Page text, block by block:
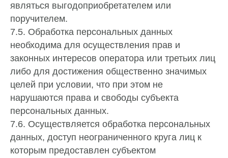
являться выгодоприобретателем или
поручителем.
7.5. Обработка персональных данных
необходима для осуществления прав и
законных интересов оператора или третьих лиц
либо для достижения общественно значимых
целей при условии, что при этом не
нарушаются права и свободы субъекта
персональных данных.
7.6. Осуществляется обработка персональных
данных, доступ неограниченного круга лиц к
которым предоставлен субъектом